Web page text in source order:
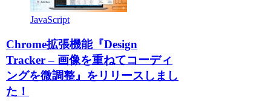
JavaScript
Chrome拡張機能『Design
Tracker – 画像を重ねてコーディ
ングを微調整』をリリースしまし
た！